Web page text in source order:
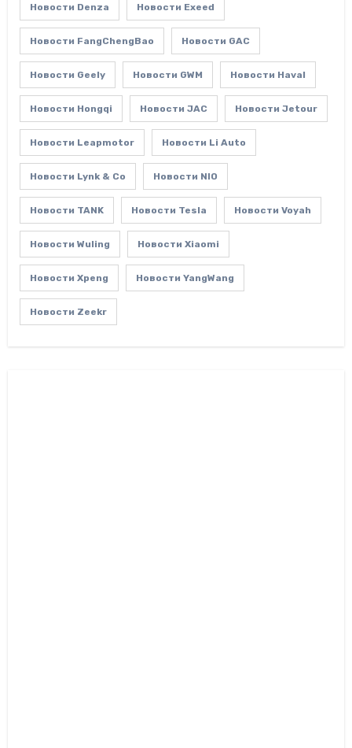
Новости Denza Новости Exeed
Новости FangChengBao Новости GAC
Новости Geely Новости GWM Новости Haval
Новости Hongqi Новости JAC Новости Jetour
Новости Leapmotor Новости Li Auto
Новости Lynk & Co Новости NIO
Новости TANK Новости Tesla Новости Voyah
Новости Wuling Новости Xiaomi
Новости Xpeng Новости YangWang
Новости Zeekr